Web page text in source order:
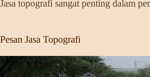
Jasa topografi sangat penting dalam
Pesan Jasa Topografi